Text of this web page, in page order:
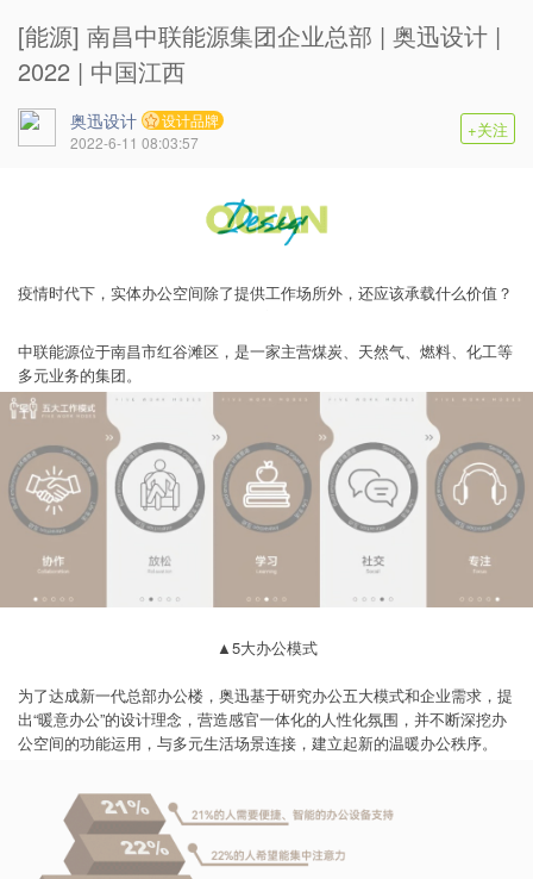
[能源] 南昌中联能源集团企业总部 | 奥迅设计 |
2022 | 中国江西
奥迅设计
设计品牌
2022-6-11 08:03:57
+关注
疫情时代下，实体办公空间除了提供工作场所外，还应该承载什么价值？
中联能源位于南昌市红谷滩区，是一家主营煤炭、天然气、燃料、化工等
多元业务的集团。
▲5大办公模式
为了达成新一代总部办公楼，奥迅基于研究办公五大模式和企业需求，提
出“暖意办公”的设计理念，营造感官一体化的人性化氛围，并不断深挖办
公空间的功能运用，与多元生活场景连接，建立起新的温暖办公秩序。